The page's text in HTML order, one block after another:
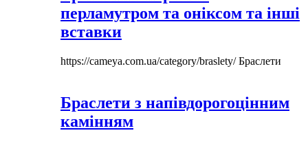
перламутром та оніксом та інші
вставки
https://cameya.com.ua/category/braslety/Браслети
Браслети з напівдорогоцінним
камінням